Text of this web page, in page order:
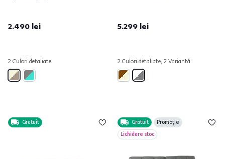
2.490 lei
2 Culori detaliate
5.299 lei
2 Culori detaliate, 2 Variantă
Gratuit Gratuit
Promoție
Lichidare stoc